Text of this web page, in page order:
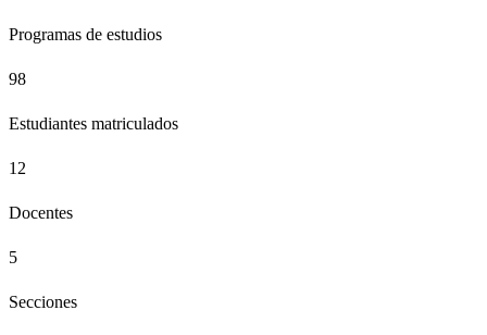
Programas de estudios
98
Estudiantes matriculados
12
Docentes
5
Secciones